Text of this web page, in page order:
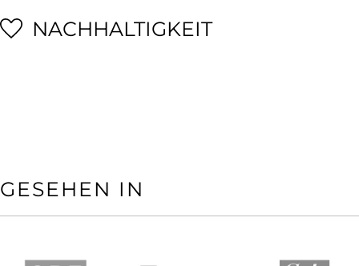
NACHHALTIGKEIT
GESEHEN IN